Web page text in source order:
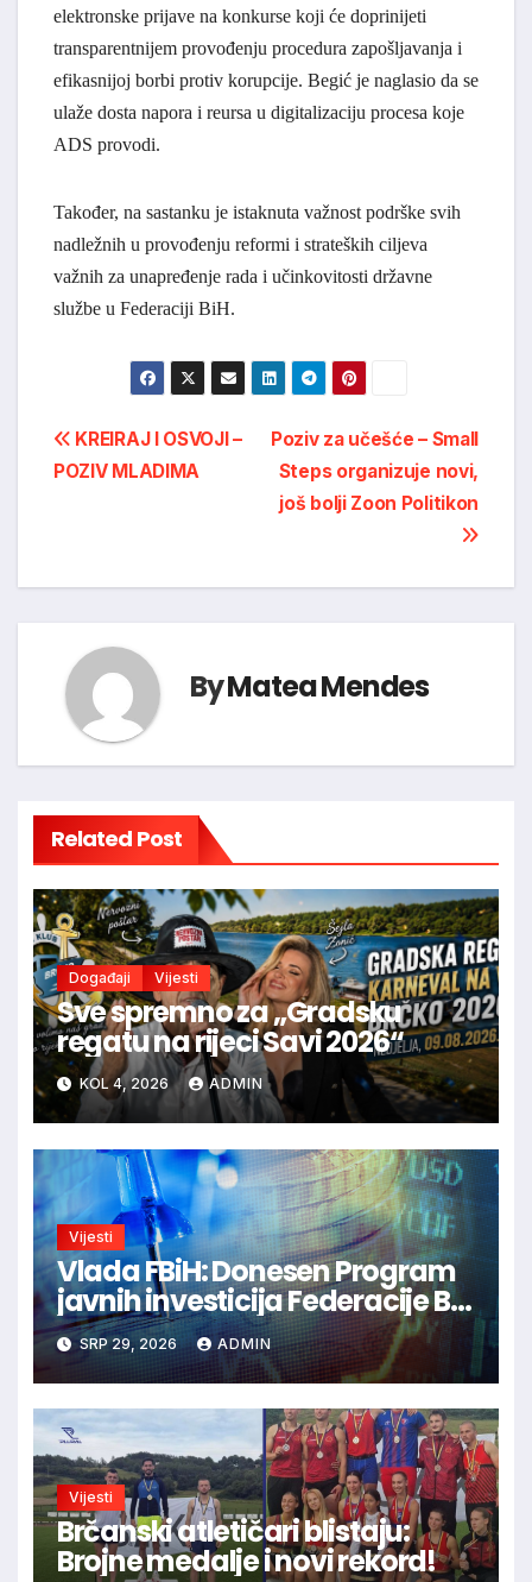
elektronske prijave na konkurse koji će doprinijeti
transparentnijem provođenju procedura zapošljavanja i
efikasnijoj borbi protiv korupcije. Begić je naglasio da se
ulaže dosta napora i reursa u digitalizaciju procesa koje
ADS provodi.
Također, na sastanku je istaknuta važnost podrške svih
nadležnih u provođenju reformi i strateških ciljeva
važnih za unapređenje rada i učinkovitosti državne
službe u Federaciji BiH.
Navigacija
objava
Poziv za učešće – Small
Steps organizuje novi,
još bolji Zoon Politikon
KREIRAJ I OSVOJI –
POZIV MLADIMA
ByMatea Mendes
Related Post
Događaji Vijesti
Sve spremno za „Gradsku
regatu na rijeci Savi 2026“
KOL 4, 2026 ADMIN
Vijesti
Vlada FBiH: Donesen Program
javnih investicija Federacije BiH
2026-2028. godina
SRP 29, 2026 ADMIN
Vijesti
Brčanski atletičari blistaju:
Brojne medalje i novi rekord!